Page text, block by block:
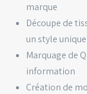
marque
Découpe de
un style unique
Marquage de
information
Création de